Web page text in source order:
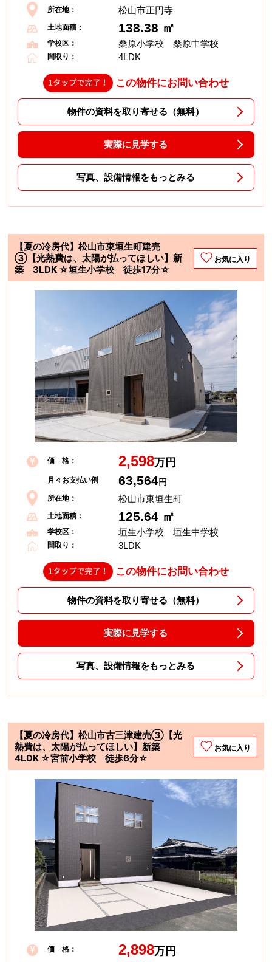
所在地： 松山市正円寺
土地面積： 138.38 ㎡
学校区： 桑原小学校 桑原中学校
間取り： 4LDK
この物件にお問い合わせ
物件の資料を取り寄せる（無料）
実際に見学する
写真、設備情報をもっとみる
【夏の冷房代】松山市東垣生町建売
③【光熱費は、太陽が払ってほしい】新
築 3LDK ☆垣生小学校 徒歩17分☆
お気に入り
価 格： 2,598万円
月々お支払い例 63,564円
所在地： 松山市東垣生町
土地面積： 125.64 ㎡
学校区： 垣生小学校 垣生中学校
間取り： 3LDK
この物件にお問い合わせ
物件の資料を取り寄せる（無料）
実際に見学する
写真、設備情報をもっとみる
【夏の冷房代】松山市古三津建売③【光
熱費は、太陽が払ってほしい】新築
4LDK ☆宮前小学校 徒歩6分☆
お気に入り
価 格： 2,898万円